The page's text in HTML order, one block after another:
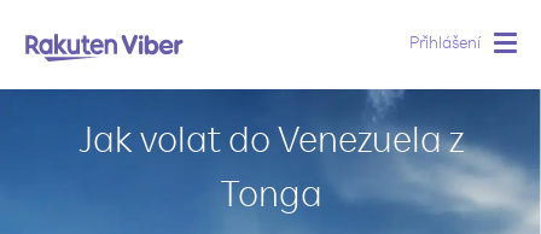
Přihlášení
Jak volat do Venezuela z
Tonga